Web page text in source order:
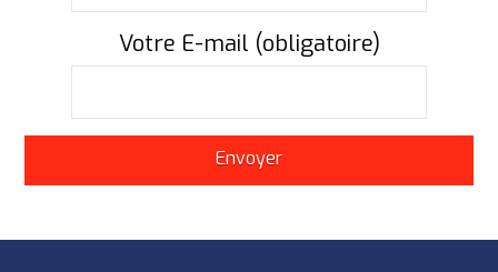
Votre E-mail (obligatoire)